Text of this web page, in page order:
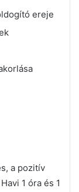
ereje
a pozitív
1 óra és 1